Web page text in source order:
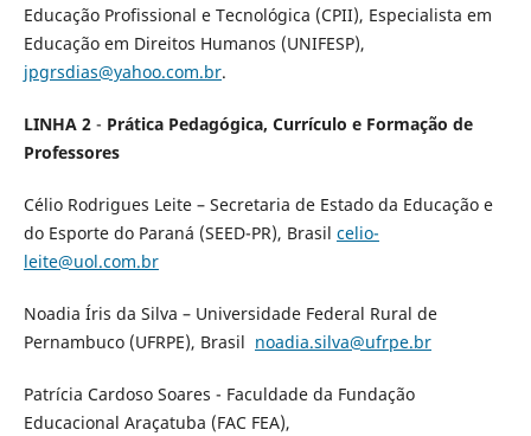
Educação Profissional e Tecnológica (CPII), Especialista em
Educação em Direitos Humanos (UNIFESP),
jpgrsdias@yahoo.com.br.
LINHA 2- Prática Pedagógica, Currículo e Formação de
Professores
Célio Rodrigues Leite – Secretaria de Estado da Educação e
do Esporte do Paraná (SEED-PR), Brasil celio-
leite@uol.com.br
Noadia Íris da Silva – Universidade Federal Rural de
Pernambuco (UFRPE), Brasil noadia.silva@ufrpe.br
Patrícia Cardoso Soares - Faculdade da Fundação
Educacional Araçatuba (FAC FEA),